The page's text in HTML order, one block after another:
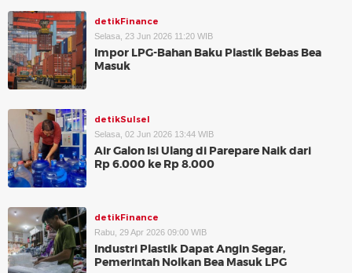
detikFinance
Selasa, 23 Jun 2026 11:20 WIB
Impor LPG-Bahan Baku Plastik Bebas Bea
Masuk
detikSulsel
Selasa, 02 Jun 2026 13:44 WIB
Air Galon Isi Ulang di Parepare Naik dari
Rp 6.000 ke Rp 8.000
detikFinance
Rabu, 29 Apr 2026 09:00 WIB
Industri Plastik Dapat Angin Segar,
Pemerintah Nolkan Bea Masuk LPG